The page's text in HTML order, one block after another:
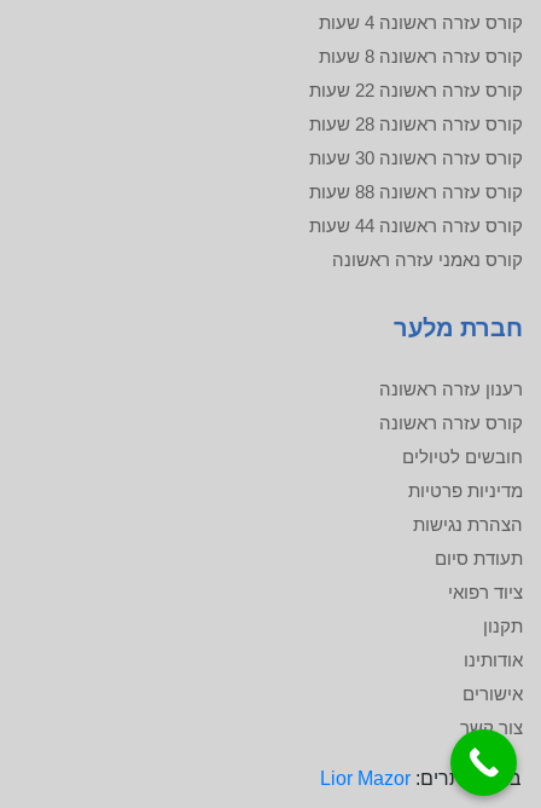
קורס עזרה ראשונה 4 שעות
קורס עזרה ראשונה 8 שעות
קורס עזרה ראשונה 22 שעות
קורס עזרה ראשונה 28 שעות
קורס עזרה ראשונה 30 שעות
קורס עזרה ראשונה 88 שעות
קורס עזרה ראשונה 44 שעות
קורס נאמני עזרה ראשונה
חברת מלער
רענון עזרה ראשונה
קורס עזרה ראשונה
חובשים לטיולים
מדיניות פרטיות
הצהרת נגישות
תעודת סיום
ציוד רפואי
תקנון
אודותינו
אישורים
צור קשר
בניית אתרים: Lior Mazor